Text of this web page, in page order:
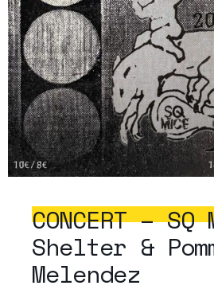
CONCERT – SQ
Shelter &
Melendez